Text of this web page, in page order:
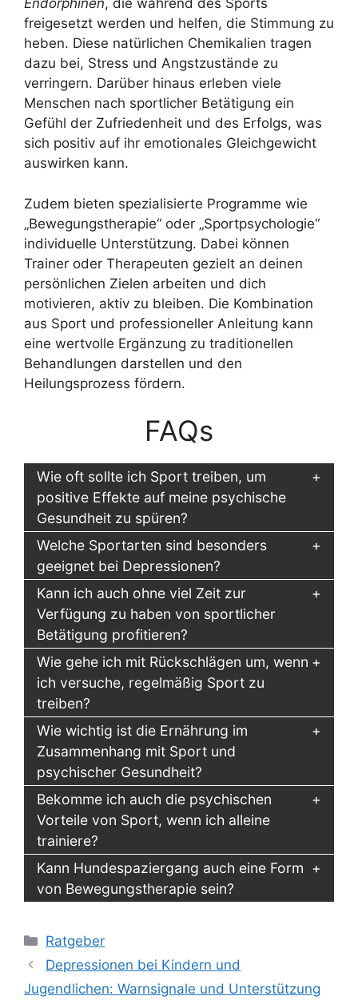
Endorphinen, die während des Sports
freigesetzt werden und helfen, die Stimmung zu
heben. Diese natürlichen Chemikalien tragen
dazu bei, Stress und Angstzustände zu
verringern. Darüber hinaus erleben viele
Menschen nach sportlicher Betätigung ein
Gefühl der Zufriedenheit und des Erfolgs, was
sich positiv auf ihr emotionales Gleichgewicht
auswirken kann.
Zudem bieten spezialisierte Programme wie
„Bewegungstherapie“ oder „Sportpsychologie“
individuelle Unterstützung. Dabei können
Trainer oder Therapeuten gezielt an deinen
persönlichen Zielen arbeiten und dich
motivieren, aktiv zu bleiben. Die Kombination
aus Sport und professioneller Anleitung kann
eine wertvolle Ergänzung zu traditionellen
Behandlungen darstellen und den
Heilungsprozess fördern.
FAQs
Wie oft sollte ich Sport treiben, um
positive Effekte auf meine psychische
Gesundheit zu spüren?
Welche Sportarten sind besonders
geeignet bei Depressionen?
Kann ich auch ohne viel Zeit zur
Verfügung zu haben von sportlicher
Betätigung profitieren?
Wie gehe ich mit Rückschlägen um, wenn
ich versuche, regelmäßig Sport zu
treiben?
Wie wichtig ist die Ernährung im
Zusammenhang mit Sport und
psychischer Gesundheit?
Bekomme ich auch die psychischen
Vorteile von Sport, wenn ich alleine
trainiere?
Kann Hundespaziergang auch eine Form
von Bewegungstherapie sein?
Kategorien
Ratgeber
Depressionen bei Kindern und
Jugendlichen: Warnsignale und Unterstützung